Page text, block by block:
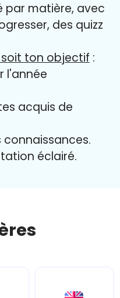
par matière, avec
des quizz
ton objectif :
l'année
acquis de
connaissances.
éclairé.